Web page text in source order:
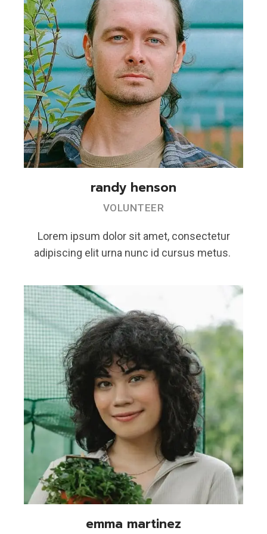
randy henson
VOLUNTEER
Lorem ipsum dolor sit amet, consectetur
adipiscing elit urna nunc id cursus metus.
emma martinez